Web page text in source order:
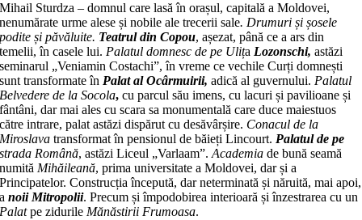
Mihail Sturdza – domnul care lasă în orașul, capitală a Moldovei,
nenumărate urme alese și nobile ale trecerii sale. Drumuri și șosele
podite și păvăluite. Teatrul din Copou, așezat, până ce a ars din
temelii, în casele lui. Palatul domnesc de pe UlițaLozonschi, astăzi
seminarul „Veniamin Costachi”, în vreme ce vechile Curți domnești
sunt transformate înPalat al Ocârmuirii, adică al guvernului.Palatul
Belvedere de la Socola,cu parcul său imens, cu lacuri și pavilioane și
fântâni, dar mai ales cu scara sa monumentală care duce maiestuos
către intrare, palat astăzi dispărut cu desăvârșire. Conacul de la
Miroslava transformat în pensionul de băieți Lincourt.Palatul de pe
stradaRomână, astăzi Liceul „Varlaam”.Academia de bună seamă
numităMihăileană, prima universitate a Moldovei, dar și a
Principatelor. Construcția începută, dar neterminată și năruită, mai apoi,
anoii Mitropolii. Precum și împodobirea interioară și înzestrarea cu un
Palatpe zidurileMănăstirii Frumoasa.